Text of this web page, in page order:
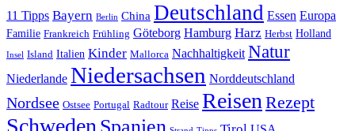
11 Tipps Bayern Berlin China Deutschland Essen Europa
Familie Frankreich Frühling Göteborg Hamburg Harz Herbst Holland
Insel Island Italien Kinder Mallorca Nachhaltigkeit Natur
Niederlande Niedersachsen Norddeutschland
Nordsee Ostsee Portugal Radtour Reise ReisenRezept